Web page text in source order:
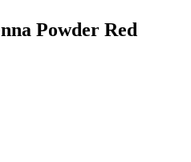
Powder Red